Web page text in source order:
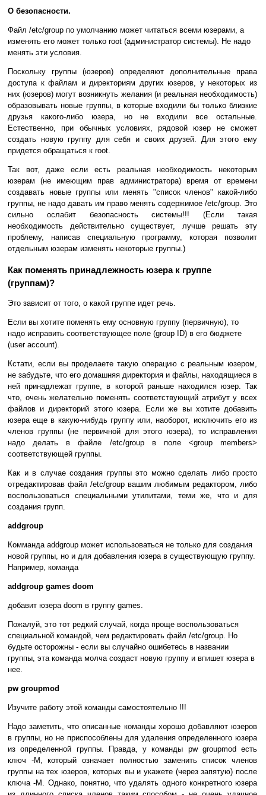
О безопасности.
Файл /etc/group по умолчанию может читаться всеми юзерами, а
изменять его может только root (администратор системы). Не надо
менять эти условия.
Поскольку группы (юзеров) определяют дополнительные права
доступа к файлам и директориям других юзеров, у некоторых из
них (юзеров) могут возникнуть желания (и реальная необходимость)
образовывать новые группы, в которые входили бы только близкие
друзья какого-либо юзера, но не входили все остальные.
Естественно, при обычных условиях, рядовой юзер не сможет
создать новую группу для себя и своих друзей. Для этого ему
придется обращаться к root.
Так вот, даже если есть реальная необходимость некоторым
юзерам (не имеющим прав администратора) время от времени
создавать новые группы или менять "список членов" какой-либо
группы, не надо давать им право менять содержимое /etc/group. Это
сильно ослабит безопасность системы!!! (Если такая
необходимость действительно существует, лучше решать эту
проблему, написав специальную программу, которая позволит
отдельным юзерам изменять некоторые группы.)
Как поменять принадлежность юзера к группе
(группам)?
Это зависит от того, о какой группе идет речь.
Если вы хотите поменять ему основную группу (первичную), то
надо исправить соответствующее поле (group ID) в его бюджете
(user account).
Кстати, если вы проделаете такую операцию с реальным юзером,
не забудьте, что его домашняя директория и файлы, находящиеся в
ней принадлежат группе, в которой раньше находился юзер. Так
что, очень желательно поменять соответствующий атрибут у всех
файлов и директорий этого юзера. Если же вы хотите добавить
юзера еще в какую-нибудь группу или, наоборот, исключить его из
членов группы (не первичной для этого юзера), то исправления
надо делать в файле /etc/group в поле <group members>
соответствующей группы.
Как и в случае создания группы это можно сделать либо просто
отредактировав файл /etc/group вашим любимым редактором, либо
воспользоваться специальными утилитами, теми же, что и для
создания групп.
addgroup
Комманда addgroup может использоваться не только для создания
новой группы, но и для добавления юзера в существующую группу.
Например, команда
addgroup games doom
добавит юзера doom в группу games.
Пожалуй, это тот редкий случай, когда проще воспользоваться
специальной командой, чем редактировать файл /etc/group. Но
будьте осторожны - если вы случайно ошибетесь в названии
группы, эта команда молча создаст новую группу и впишет юзера в
нее.
pw groupmod
Изучите работу этой команды самостоятельно !!!
Надо заметить, что описанные команды хорошо добавляют юзеров
в группы, но не приспособлены для удаления определенного юзера
из определенной группы. Правда, у команды pw groupmod есть
ключ -M, который означает полностью заменить список членов
группы на тех юзеров, которых вы и укажете (через запятую) после
ключа -M. Однако, понятно, что удалять одного конкретного юзера